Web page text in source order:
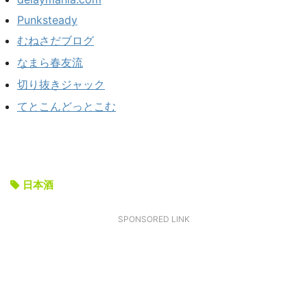
Punksteady
むねさだブログ
なまら春友流
切り抜きジャック
てとこんどっとこむ
日本酒
SPONSORED LINK